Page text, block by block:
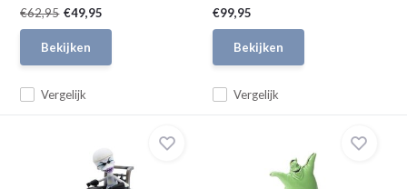
Vergelijk
€62,95 €49,95
Bekijken
Vergelijk
€99,95
Bekijken